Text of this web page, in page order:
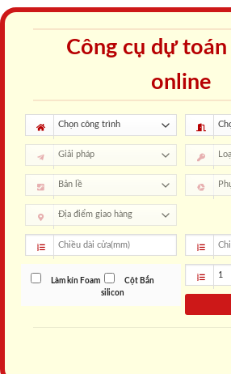
Công cụ dự
online
Làm kín Foam
Cột Bắn
silicon